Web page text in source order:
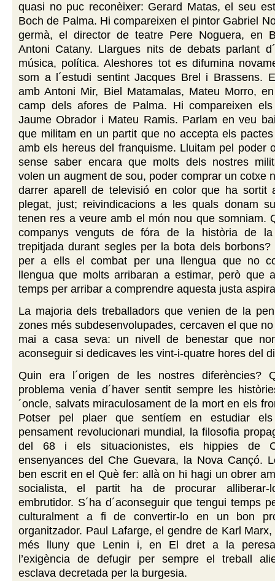
quasi no puc reconèixer: Gerard Matas, el seu
Boch de Palma. Hi compareixen el pintor Gabriel
germà, el director de teatre Pere Noguera, en
Antoni Catany. Llargues nits de debats parlant
música, política. Aleshores tot es difumina
som a l´estudi sentint Jacques Brel i Brassens.
amb Antoni Mir, Biel Matamalas, Mateu Morro,
camp dels afores de Palma. Hi compareixen els
Jaume Obrador i Mateu Ramis. Parlam en veu
que militam en un partit que no accepta els pactes
amb els hereus del franquisme. Lluitam pel poder
sense saber encara que molts dels nostres
volen un augment de sou, poder comprar un cotxe
darrer aparell de televisió en color que ha sortit
plegat, just; reivindicacions a les quals donam
tenen res a veure amb el món nou que somniam.
companys venguts de fóra de la història de
trepitjada durant segles per la bota dels
per a ells el combat per una llengua que no
llengua que molts arribaran a estimar, però que
temps per arribar a comprendre aquesta justa
La majoria dels treballadors que venien de la
zones més subdesenvolupades, cercaven el que
mai a casa seva: un nivell de benestar que
aconseguir si dedicaves les vint-i-quatre hores del
Quin era l´origen de les nostres diferències?
problema venia d´haver sentit sempre les
´oncle, salvats miraculosament de la mort en els
Potser pel plaer que sentíem en estudiar
pensament revolucionari mundial, la filosofia
del 68 i els situacionistes, els hippies de
ensenyances del Che Guevara, la Nova Cançó.
ben escrit en el Què fer: allà on hi hagi un obrer
socialista, el partit ha de procurar alliberar-
embrutidor. S´ha d´aconseguir que tengui temps
culturalment a fi de convertir-lo en un bon
organitzador. Paul Lafarge, el gendre de Karl
més lluny que Lenin i, en El dret a la
l’exigència de defugir per sempre el treball
esclava decretada per la burgesia.